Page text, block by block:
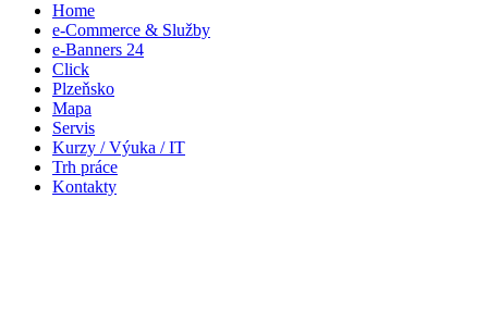
Home
e-Commerce & Služby
e-Banners 24
Click
Plzeňsko
Mapa
Servis
Kurzy / Výuka / IT
Trh práce
Kontakty